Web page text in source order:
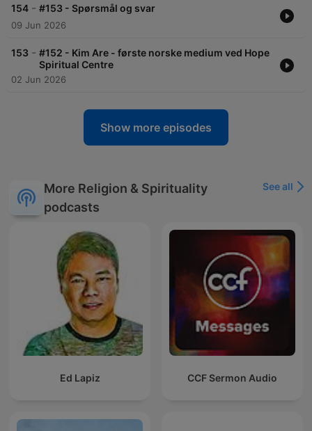
154 - #153 - Spørsmål og svar
09 Jun 2026
153 - #152 - Kim Are - første norske medium ved Hope
Spiritual Centre
02 Jun 2026
Show more episodes
More Religion & Spirituality
podcasts
See all
Ed Lapiz CCF Sermon Audio